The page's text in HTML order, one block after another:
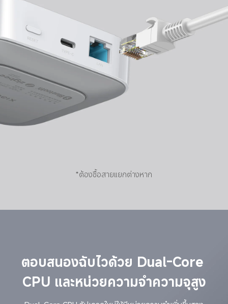
*ต้องซื้อสายแยกต่างหาก
ตอบสนองฉับไวด้วย Dual-Core
CPU และหน่วยความจำความจุสูง